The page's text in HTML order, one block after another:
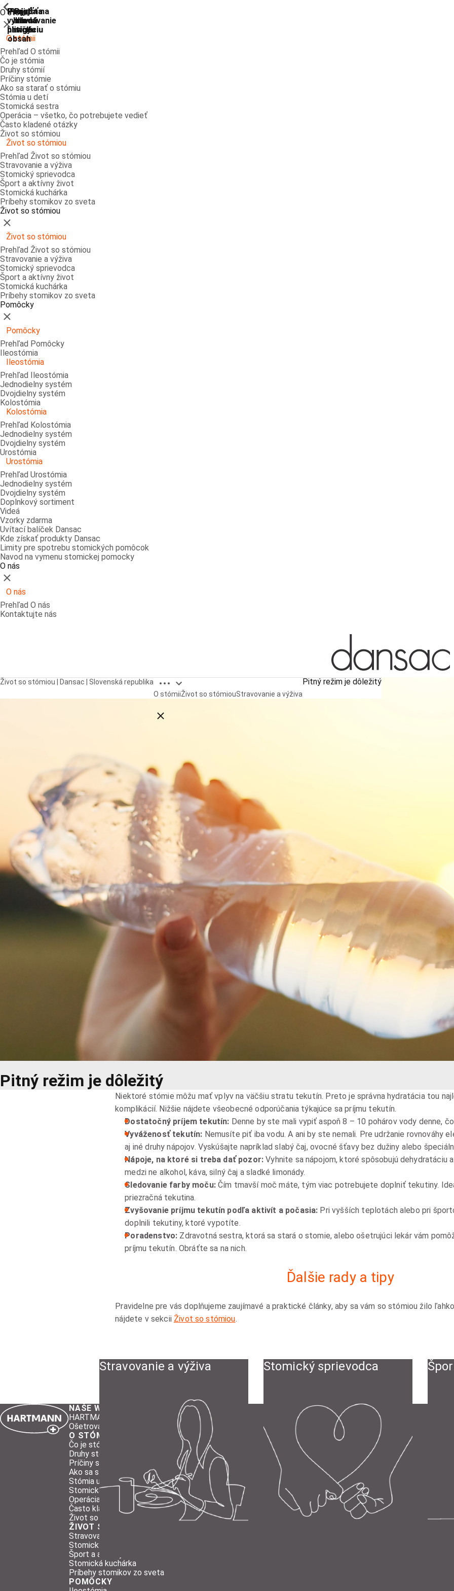
Prejsť na
vyhľadávanie
Prejsť na
hlavnú
navigáciu
Prejsť na
hlavnú
navigáciu
Prejsť
na
hlavný
obsah
Prejsť
na
pätičku
O stómii
ShowPrevious
Zatvoriť
O stómii
Prehľad O stómii
Čo je stómia
Druhy stómií
Príčiny stómie
Ako sa starať o stómiu
Stómia u detí
Stomická sestra
Operácia – všetko, čo potrebujete vedieť
Často kladené otázky
Život so stómiou
ShowPrevious
Život so stómiou
Prehľad Život so stómiou
Stravovanie a výživa
Stomický sprievodca
Šport a aktívny život
Stomická kuchárka
Príbehy stomikov zo sveta
Život so stómiou
ShowPrevious
Zatvoriť
Život so stómiou
Prehľad Život so stómiou
Stravovanie a výživa
Stomický sprievodca
Šport a aktívny život
Stomická kuchárka
Príbehy stomikov zo sveta
Pomôcky
ShowPrevious
Zatvoriť
Pomôcky
Prehľad Pomôcky
Ileostómia
ShowPrevious
Ileostómia
Prehľad Ileostómia
Jednodielny systém
Dvojdielny systém
Kolostómia
ShowPrevious
Kolostómia
Prehľad Kolostómia
Jednodielny systém
Dvojdielny systém
Urostómia
ShowPrevious
Urostómia
Prehľad Urostómia
Jednodielny systém
Dvojdielny systém
Doplnkový sortiment
Videá
Vzorky zdarma
Uvítací balíček Dansac
Kde získať produkty Dansac
Limity pre spotrebu stomických pomôcok
Navod na vymenu stomickej pomocky
O nás
ShowPrevious
Zatvoriť
O nás
Prehľad O nás
Kontaktujte nás
Život so stómiou | Dansac | Slovenská republika Open breadcrumbs
Close breadcrumbs
O stómiiŽivot so stómiouStravovanie a výživa
Pitný režim je dôležitý
Pitný režim je dôležitý
Niektoré stómie môžu mať vplyv na väčšiu stratu tekutín. Preto je správna hydratácia tou
komplikácií. Nižšie nájdete všeobecné odporúčania týkajúce sa príjmu tekutín.
Dostatočný príjem tekutín: Denne by ste mali vypiť aspoň 8 – 10 pohárov vody denne,
Vyváženosť tekutín: Nemusíte piť iba vodu. A ani by ste nemali. Pre udržanie rovnováhy
aj iné druhy nápojov. Vyskúšajte napríklad slabý čaj, ovocné šťavy bez dužiny alebo
Nápoje, na ktoré si treba dať pozor: Vyhnite sa nápojom, ktoré spôsobujú dehydratáciu
medzi ne alkohol, káva, silný čaj a sladké limonády.
Sledovanie farby moču:Čím tmavší moč máte, tým viac potrebujete doplniť tekutiny.
priezračná tekutina.
Zvyšovanie príjmu tekutín podľa aktivít a počasia: Pri vyšších teplotách alebo pri
doplnili tekutiny, ktoré vypotíte.
Poradenstvo: Zdravotná sestra, ktorá sa stará o stomie, alebo ošetrujúci lekár vám
príjmu tekutín. Obráťte sa na nich.
Ďalšie rady a tipy
Pravidelne pre vás doplňujeme zaujímavé a praktické články, aby sa vám so stómiou žilo
nájdete v sekcii Život so stómiou.
Stravovanie a výživa Stomický sprievodca
NAŠE WEBOVÉ STRÁNKY
HARTMANN Slovenská republika
Ošetrovanie rán
O STÓMII
Čo je stómia
Druhy stómií
Príčiny stómie
Ako sa starať o stómiu
Stómia u detí
Stomická sestra
Operácia – všetko, čo potrebujete vedieť
Často kladené otázky
Život so stómiou
ŽIVOT SO STÓMIOU
Stravovanie a výživa
Stomický sprievodca
Šport a aktívny život
Stomická kuchárka
Príbehy stomikov zo sveta
POMÔCKY